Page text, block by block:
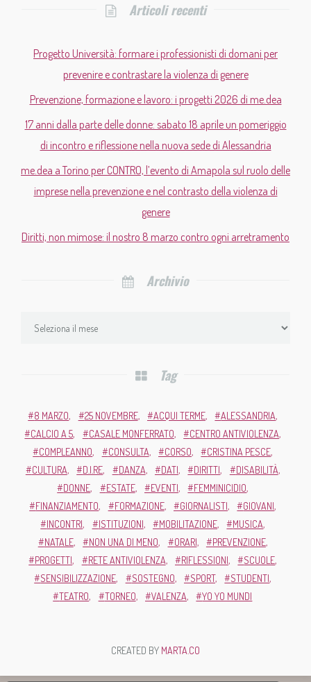
Articoli recenti
Progetto Università: formare i professionisti di domani per
prevenire e contrastare la violenza di genere
Prevenzione, formazione e lavoro: i progetti 2026 di me.dea
17 anni dalla parte delle donne: sabato 18 aprile un pomeriggio
di incontro e riflessione nella nuova sede di Alessandria
me.dea a Torino per CONTRO, l’evento di Amapola sul ruolo delle
imprese nella prevenzione e nel contrasto della violenza di
genere
Diritti, non mimose: il nostro 8 marzo contro ogni arretramento
Archivio
Tag
8 MARZO 25 NOVEMBRE ACQUI TERME
ALESSANDRIA
CALCIO A 5
CASALE MONFERRATO
CENTRO ANTIVIOLENZA
COMPLEANNO
CONSULTA CORSO
CRISTINA PESCE
CULTURA
D.I.RE DANZA DATI DIRITTI
DISABILITÀ
DONNE
ESTATE EVENTI
FEMMINICIDIO
FINANZIAMENTO
FORMAZIONE GIORNALISTI
GIOVANI
INCONTRI
ISTITUZIONI MOBILITAZIONE
MUSICA
NATALE
NON UNA DI MENO ORARI
PREVENZIONE
PROGETTI
RETE ANTIVIOLENZA RIFLESSIONI
SCUOLE
SENSIBILIZZAZIONE
SOSTEGNO SPORT
STUDENTI
TEATRO
TORNEO VALENZA YO YO MUNDI
CREATED BY MARTA.CO